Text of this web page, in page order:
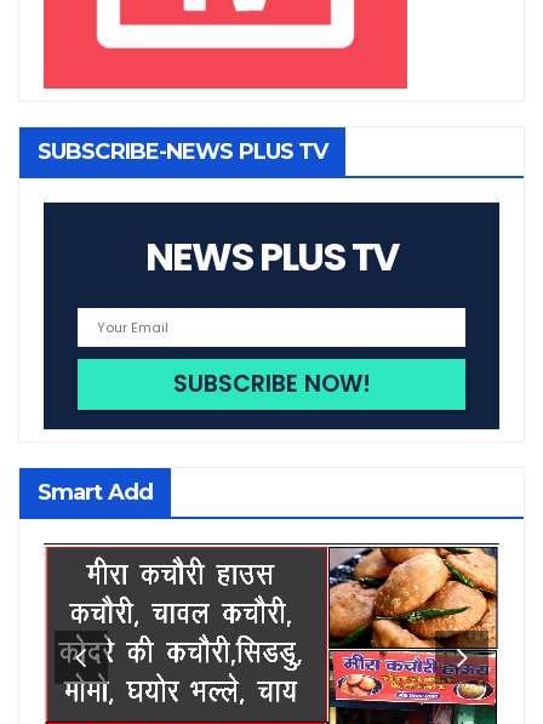
SUBSCRIBE-NEWS PLUS TV
NEWS PLUS TV
Smart Add